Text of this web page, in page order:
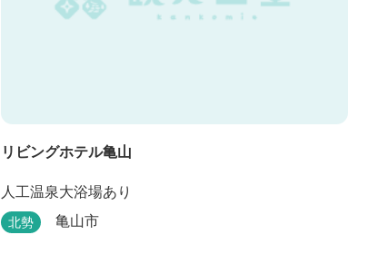
リビングホテル亀山
人工温泉大浴場あり
北勢 亀山市